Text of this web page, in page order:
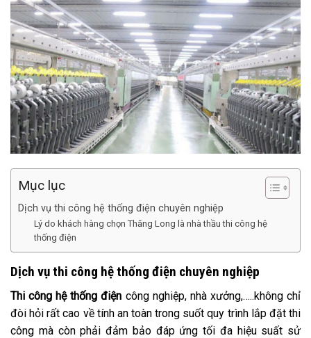
Mục lục
Dịch vụ thi công hệ thống điện chuyên nghiệp
Lý do khách hàng chọn Thăng Long là nhà thầu thi công hệ
thống điện
Dịch vụ thi công hệ thống điện chuyên nghiệp
Thi công hệ thống điện công nghiệp, nhà xưởng,…..không chỉ
đòi hỏi rất cao về tính an toàn trong suốt quy trình lắp đặt thi
công mà còn phải đảm bảo đáp ứng tối đa hiệu suất sử